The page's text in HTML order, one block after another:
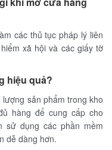
các thủ tục pháp lý liên
xã hội và các giấy tờ
hiệu quả?
sản phẩm trong kho
hàng để cung cấp cho
sử dụng các phần mềm
dễ dàng hơn.